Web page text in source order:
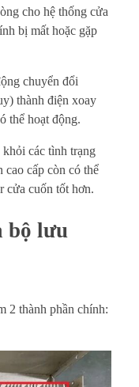
cho hệ thống cửa
bị mất hoặc gặp
chuyển đổi
thành điện xoay
thể hoạt động.
các tình trạng
cao cấp còn có thể
cửa cuốn tốt hơn.
bộ lưu
2 thành phần chính: